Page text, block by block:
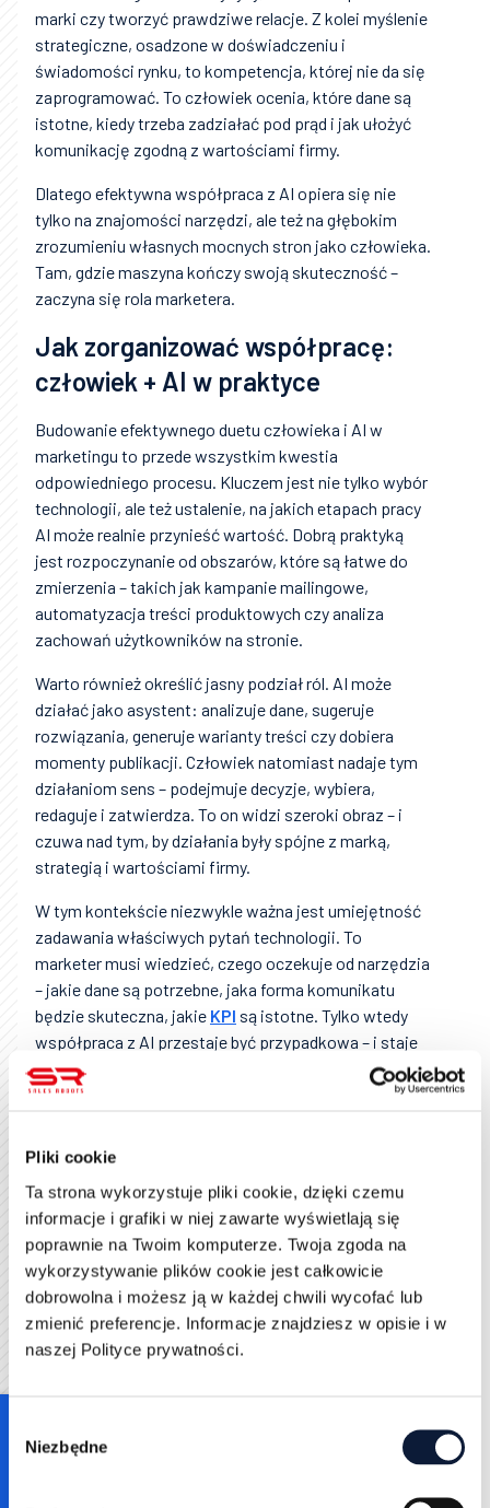
Pliki cookie
Ta strona wykorzystuje pliki cookie, dzięki czemu
informacje i grafiki w niej zawarte wyświetlają się
poprawnie na Twoim komputerze. Twoja zgoda na
wykorzystywanie plików cookie jest całkowicie
dobrowolna i możesz ją w każdej chwili wycofać lub
zmienić preferencje. Informacje znajdziesz w opisie i w
naszej Polityce prywatności.
Selection
Niezbędne
marki czy tworzyć prawdziwe relacje. Z kolei myślenie
strategiczne, osadzone w doświadczeniu i
świadomości rynku, to kompetencja, której nie da się
zaprogramować. To człowiek ocenia, które dane są
istotne, kiedy trzeba zadziałać pod prąd i jak ułożyć
komunikację zgodną z wartościami firmy.
Dlatego efektywna współpraca z AI opiera się nie
tylko na znajomości narzędzi, ale też na głębokim
zrozumieniu własnych mocnych stron jako człowieka.
Tam, gdzie maszyna kończy swoją skuteczność –
zaczyna się rola marketera.
Jak zorganizować współpracę:
człowiek + AI w praktyce
Budowanie efektywnego duetu człowieka i AI w
marketingu to przede wszystkim kwestia
odpowiedniego procesu. Kluczem jest nie tylko wybór
technologii, ale też ustalenie, na jakich etapach pracy
AI może realnie przynieść wartość. Dobrą praktyką
jest rozpoczynanie od obszarów, które są łatwe do
zmierzenia – takich jak kampanie mailingowe,
automatyzacja treści produktowych czy analiza
zachowań użytkowników na stronie.
Warto również określić jasny podział ról. AI może
działać jako asystent: analizuje dane, sugeruje
rozwiązania, generuje warianty treści czy dobiera
momenty publikacji. Człowiek natomiast nadaje tym
działaniom sens – podejmuje decyzje, wybiera,
redaguje i zatwierdza. To on widzi szeroki obraz – i
czuwa nad tym, by działania były spójne z marką,
strategią i wartościami firmy.
W tym kontekście niezwykle ważna jest umiejętność
zadawania właściwych pytań technologii. To
marketer musi wiedzieć, czego oczekuje od narzędzia
– jakie dane są potrzebne, jaka forma komunikatu
będzie skuteczna, jakie KPI są istotne. Tylko wtedy
współpraca z AI przestaje być przypadkowa – i staje
się realnym wsparciem codziennej pracy.
naprawdę efektywny
Współpraca człowieka i AI może przynieść
znakomite efekty – pod warunkiem, że unikniemy kilku
typowych pułapek. Jedną z nich jest bezkrytyczne
zaufanie do danych. Choć AI potrafi analizować
ogromne zbiory informacji, nie zawsze potrafi je
interpretować właściwie. Dane bez kontekstu bywają
mylące – dlatego niezbędna jest ludzka interpretacja i
Kolejne ryzyko to nadmierna automatyzacja bez